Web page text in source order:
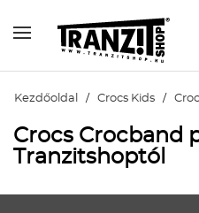
Kezdőoldal / Crocs Kids /
Crocs Crocband
Tranzitshoptól